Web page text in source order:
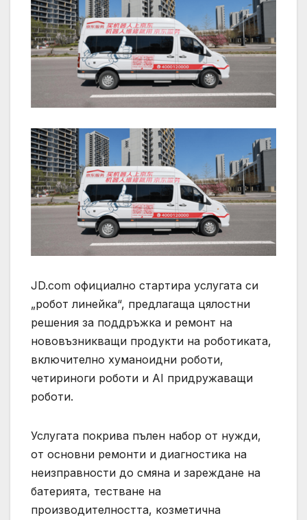
JD.com официално стартира услугата си
„робот линейка“, предлагаща цялостни
решения за поддръжка и ремонт на
нововъзникващи продукти на роботиката,
включително хуманоидни роботи,
четириноги роботи и AI придружаващи
роботи.
Услугата покрива пълен набор от нужди,
от основни ремонти и диагностика на
неизправности до смяна и зареждане на
батерията, тестване на
производителността, козметична